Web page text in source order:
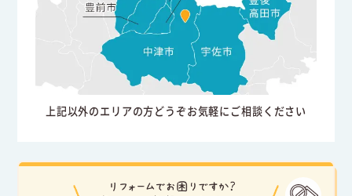
上記以外のエリアの方どうぞお気軽にご相談ください